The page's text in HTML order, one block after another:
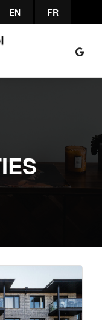
EN FR